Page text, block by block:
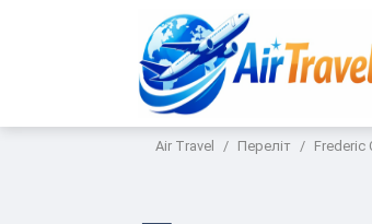
Air Travel Переліт Frederic